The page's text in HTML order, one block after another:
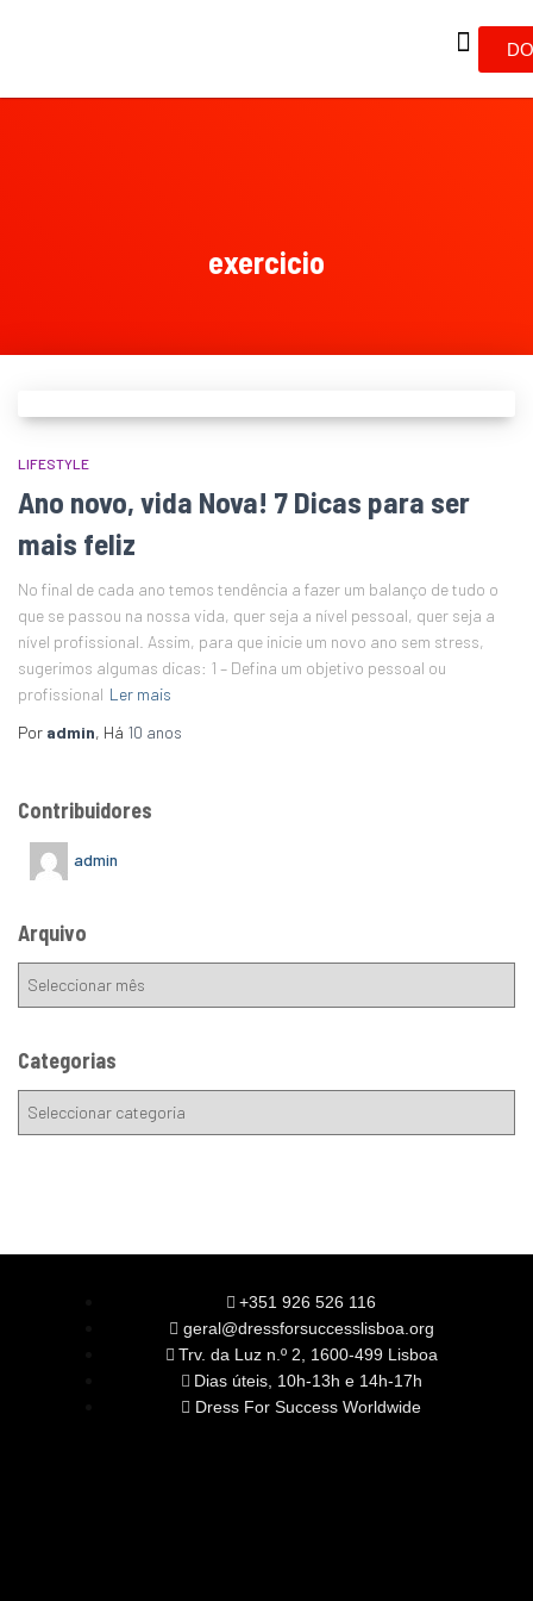
exercicio
LIFESTYLE
Ano novo, vida Nova! 7 Dicas para ser
mais feliz
No final de cada ano temos tendência a fazer um balanço de tudo o
que se passou na nossa vida, quer seja a nível pessoal, quer seja a
nível profissional. Assim, para que inicie um novo ano sem stress,
sugerimos algumas dicas: 1 – Defina um objetivo pessoal ou
profissional Ler mais
Por admin, Há 10 anos
Contribuidores
admin
Arquivo
Categorias
+351 926 526 116
geral@dressforsuccesslisboa.org
Trv. da Luz n.º 2, 1600-499 Lisboa
Dias úteis, 10h-13h e 14h-17h
Dress For Success Worldwide